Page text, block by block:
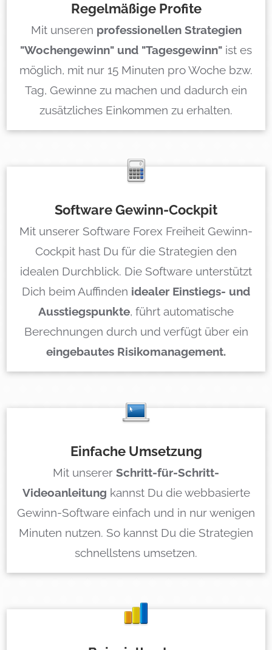
Regelmäßige Profite
Mit unseren professionellen Strategien
"Wochengewinn" und "Tagesgewinn" ist es
möglich, mit nur 15 Minuten pro Woche bzw.
Tag, Gewinne zu machen und dadurch ein
zusätzliches Einkommen zu erhalten.
Software Gewinn-Cockpit
Mit unserer Software Forex Freiheit Gewinn-
Cockpit hast Du für die Strategien den
idealen Durchblick. Die Software unterstützt
Dich beim Auffinden idealer Einstiegs- und
Ausstiegspunkte, führt automatische
Berechnungen durch und verfügt über ein
eingebautes Risikomanagement.
Einfache Umsetzung
Mit unserer Schritt-für-Schritt-
Videoanleitung kannst Du die webbasierte
Gewinn-Software einfach und in nur wenigen
Minuten nutzen. So kannst Du die Strategien
schnellstens umsetzen.